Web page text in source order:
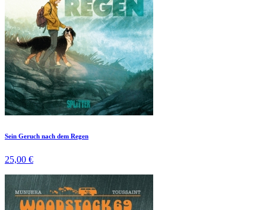
Sein Geruch nach dem Regen
25,00 €